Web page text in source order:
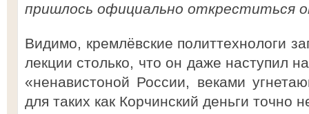
пришлось официально откреститься
Видимо, кремлёвские политтехнологи
лекции столько, что он даже наступил
«ненавистоной России, веками
для таких как Корчинский деньги точно